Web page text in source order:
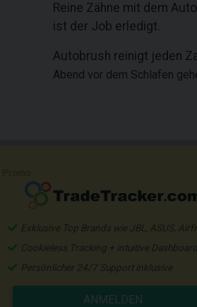
Reine Zähne mit dem
ist der Job erledigt.
Autobrush reinigt jeden
Abend vor dem Schlafen
Exklusive Top Brands wie JBL, ASUS,
Cookieless Tracking + intuitive
Persönlicher 24/7 Support inklusive
ANMELDEN